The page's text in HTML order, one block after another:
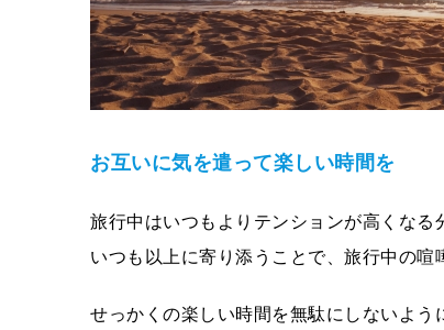
お互いに気を遣って楽しい時間を
旅行中はいつもよりテンションが高くな
いつも以上に寄り添うことで、旅行中の喧
せっかくの楽しい時間を無駄にしないよ